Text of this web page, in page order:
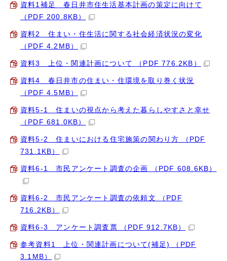
資料1補足 春日井市住生活基本計画の策定に向けて
（PDF 200.8KB）
資料2 住まい・住生活に関する社会経済状況の変化
（PDF 4.2MB）
資料3 上位・関連計画について （PDF 776.2KB）
資料4 春日井市の住まい・住環境を取り巻く状況
（PDF 4.5MB）
資料5-1 住まいの視点から考えた暮らしやすさと幸せ
（PDF 681.0KB）
資料5-2 住まいにおける住宅施策の関わり方 （PDF
731.1KB）
資料6-1 市民アンケート調査の企画 （PDF 608.6KB）
資料6-2 市民アンケート調査の依頼文 （PDF
716.2KB）
資料6-3 アンケート調査票 （PDF 912.7KB）
参考資料1 上位・関連計画について(補足) （PDF
3.1MB）